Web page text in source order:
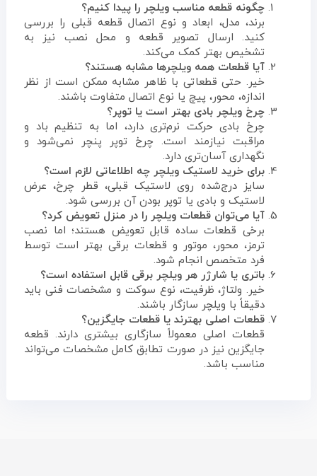
چگونه قطعه مناسب ویلچر را پیدا کنیم؟
برند، مدل، ابعاد و نوع اتصال قطعه قبلی را بررسی
کنید. ارسال تصویر قطعه و محل نصب نیز به
تشخیص بهتر کمک می‌کند.
آیا قطعات همه ویلچرها مشابه هستند؟
خیر. حتی قطعاتی با ظاهر مشابه ممکن است از نظر
اندازه، محور، پیچ یا نوع اتصال متفاوت باشند.
چرخ ویلچر بادی بهتر است یا توپر؟
چرخ بادی حرکت نرم‌تری دارد، اما به تنظیم باد و
مراقبت نیازمند است. چرخ توپر پنچر نمی‌شود و
نگهداری آسان‌تری دارد.
برای خرید لاستیک ویلچر چه اطلاعاتی لازم است؟
سایز درج‌شده روی لاستیک قبلی، قطر چرخ، عرض
لاستیک و بادی یا توپر بودن آن بررسی شود.
آیا می‌توان قطعات ویلچر را در منزل تعویض کرد؟
برخی قطعات ساده قابل تعویض هستند؛ اما نصب
ترمز، محور، موتور و قطعات برقی بهتر است توسط
فرد متخصص انجام شود.
باتری یا شارژر هر ویلچر برقی قابل استفاده است؟
خیر. ولتاژ، ظرفیت، نوع سوکت و مشخصات فنی باید
دقیقاً با ویلچر سازگار باشند.
قطعات اصلی بهترند یا قطعات جایگزین؟
قطعات اصلی معمولاً سازگاری بیشتری دارند. قطعه
جایگزین نیز در صورت تطابق کامل مشخصات می‌تواند
مناسب باشد.